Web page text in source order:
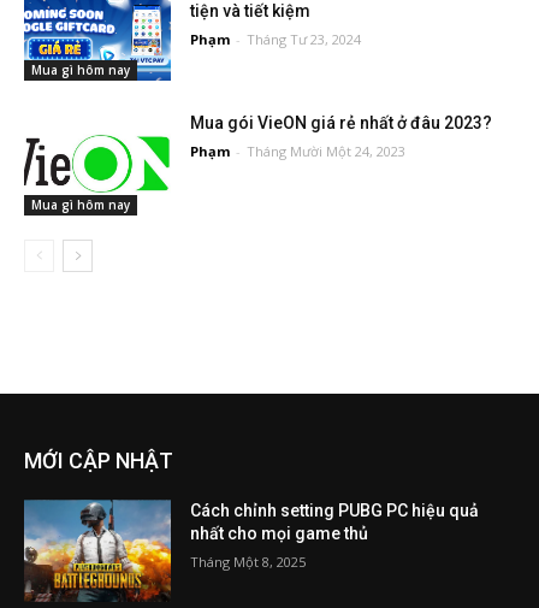
Mua gì hôm nay
tiện và tiết kiệm
Phạm - Tháng Tư 23, 2024
Mua gì hôm nay
Mua gói VieON giá rẻ nhất ở đâu 2023?
Phạm - Tháng Mười Một 24, 2023
MỚI CẬP NHẬT
Cách chỉnh setting PUBG PC hiệu quả
nhất cho mọi game thủ
Tháng Một 8, 2025